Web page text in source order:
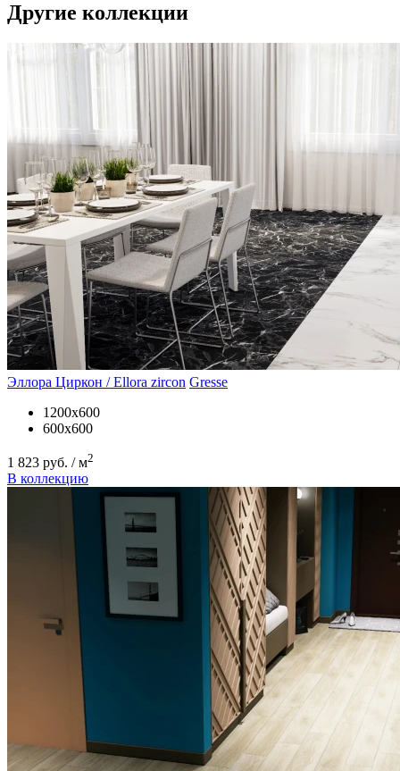
Другие коллекции
Эллора Циркон / Ellora zircon Gresse
1200х600
600х600
1 823 руб. / м2
В коллекцию